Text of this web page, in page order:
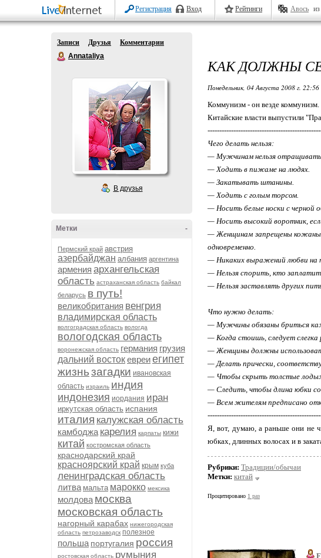
Регистрация Вход Рейтинги Авось
Записи Друзья
Комментарии
Annataliya
В друзья
-
Метки
Пермский край австрия
азербайджан албания аргентина
армения архангельская
область астраханская область байкал
беларусь в путь!
великобритания венгрия
владимирская область
волгоградская область вологда
вологодская область
воронежская область германия грузия
дальний востокевреиегипет
жизньзагадки ивановская
область израиль индия
индонезия иордания иран
иркутская область испания
италия калужская область
камбоджа карелия карпаты кижи
китай костромская область
краснодарский край
красноярский край крым куба
ленинградская область
литва мальта марокко мексика
молдова москва
московская область
нагорный карабах нижегородская
область петрозаводск полезное
польша португалия россия
ростовская область румыния
КАК ДОЛЖНЫ
Понедельник, 04 Августа 2008 г. 22:56
Коммунизм - он везде коммунизм.
Китайские власти выпустили
Чего делать нельзя:
— Мужчинам нельзя
— Ходить в пижаме на людях.
— Закатывать штанины.
— Ходить с голым торсом.
— Носить белые носки с черной
— Носить высокий воротник,
— Женщинам запрещены кожаные
одновременно.
— Никаких выражений любви на
— Нельзя спорить, кто заплатит
— Нельзя заставлять других
Что нужно делать:
— Мужчины обязаны бриться
— Когда стоишь, следует слегка
— Женщины должны
— Делать прически,
— Чтобы скрыть толстые
— Следить, чтобы длина юбки
— Всем жителям предписано
Я, вот, думаю, а раньше они не
юбках, длинных волосах и в
Рубрики: Традиции/обычаи
Метки: китай
Процитировано 1 раз